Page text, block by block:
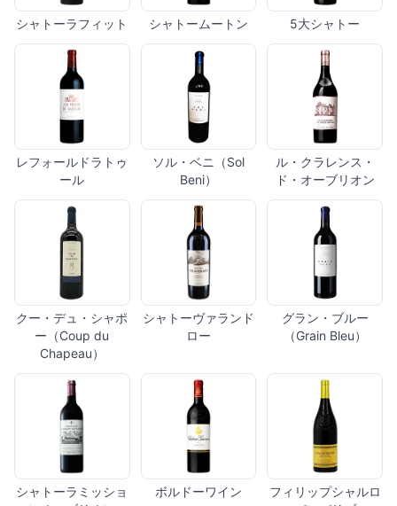
シャトーラフィット シャトームートン 5大シャトー
レフォールドラトゥ
ール
ソル・ベニ（Sol
Beni）
ル・クラレンス・
ド・オーブリオン
クー・デュ・シャポ
ー（Coup du
Chapeau）
シャトーヴァランド
ロー
グラン・ブルー
（Grain Bleu）
シャトーラミッショ
ボルドーワイン
フィリップシャルロ